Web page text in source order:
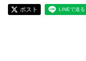
ポスト LINEで送る